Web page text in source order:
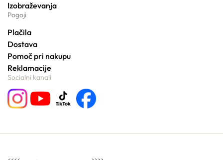
Izobraževanja
Pogoji
Plačila
Dostava
Pomoč pri nakupu
Reklamacije
Socialni kanali